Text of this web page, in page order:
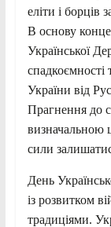
еліти і борців
В основу
Української
спадкоємності
України від
Прагнення до
визначальною
сили
День
із розвитком
традиціями.